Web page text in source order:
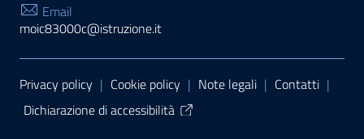
Email
moic83000c@istruzione.it
Sezione Link Utili
Privacy policy | Cookie policy | Note legali | Contatti |
Dichiarazione di accessibilità